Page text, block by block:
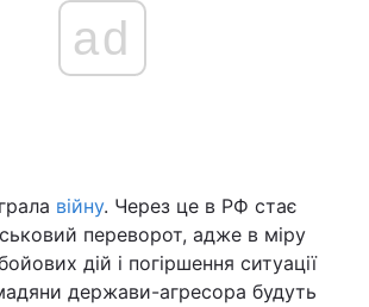
ad
війну. Через це в РФ стає
переворот, адже в міру
дій і погіршення ситуації
держави-агресора будуть